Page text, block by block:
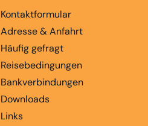
Kontaktformular
Adresse & Anfahrt
Häufig gefragt
Reisebedingungen
Bankverbindungen
Downloads
Links